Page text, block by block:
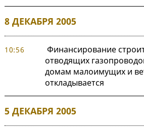
8 ДЕКАБРЯ 2005
10:56
Финансирование
отводящих
домам малоимущих и
откладывается
5 ДЕКАБРЯ 2005